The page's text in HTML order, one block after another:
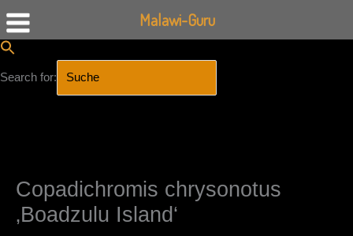
Search for:
Copadichromis chrysonotus
‚Boadzulu Island‘
Malawi-Guru